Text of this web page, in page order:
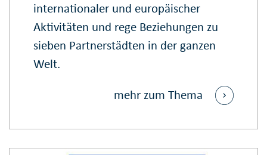
internationaler und europäischer
Aktivitäten und rege Beziehungen zu
sieben Partnerstädten in der ganzen
Welt.
mehr zum Thema